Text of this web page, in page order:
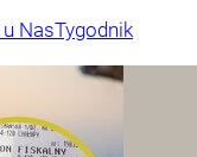
NasTygodnik